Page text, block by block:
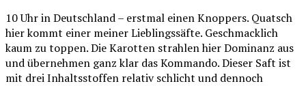
10 Uhr in Deutschland – erstmal einen Knoppers. Quatsch
hier kommt einer meiner Lieblingssäfte. Geschmacklich
kaum zu toppen. Die Karotten strahlen hier Dominanz aus
und übernehmen ganz klar das Kommando. Dieser Saft ist
mit drei Inhaltsstoffen relativ schlicht und dennoch